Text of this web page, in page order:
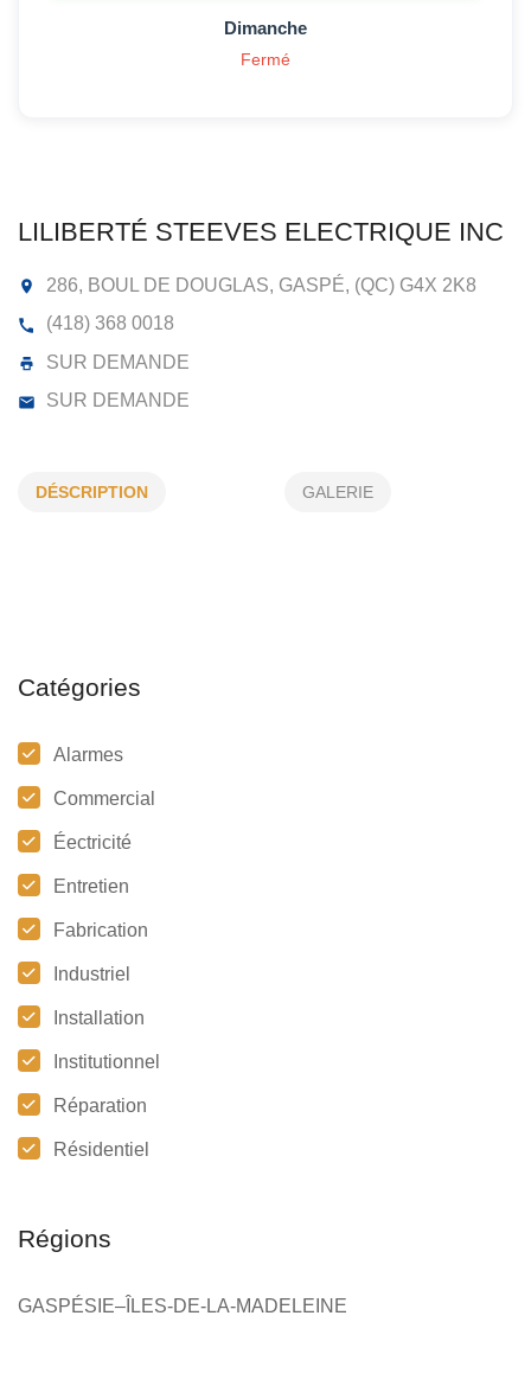
LILIBERTÉ STEEVES ELECTRIQUE
DÉSCRIPTION GALERIE
Catégories
Alarmes
Commercial
Éectricité
Entretien
Fabrication
Industriel
Installation
Institutionnel
Réparation
Résidentiel
Régions
GASPÉSIE–ÎLES-DE-LA-MADELEINE
Dimanche
Fermé